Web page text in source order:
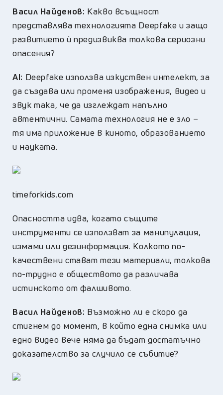
Васил Найденов: Какво всъщност
представлява технологията Deepfake и защо
развитието ѝ предизвиква толкова сериозни
опасения?
AI: Deepfake използва изкуствен интелект, за
да създава или променя изображения, видео и
звук така, че да изглеждат напълно
автентични. Самата технология не е зло –
тя има приложение в киното, образованието
и науката.
timeforkids.com
Опасността идва, когато същите
инструменти се използват за манипулация,
измами или дезинформация. Колкото по-
качествени стават тези материали, толкова
по-трудно е обществото да различава
истинското от фалшивото.
Васил Найденов: Възможно ли е скоро да
стигнем до момент, в който една снимка или
едно видео вече няма да бъдат достатъчно
доказателство за случило се събитие?